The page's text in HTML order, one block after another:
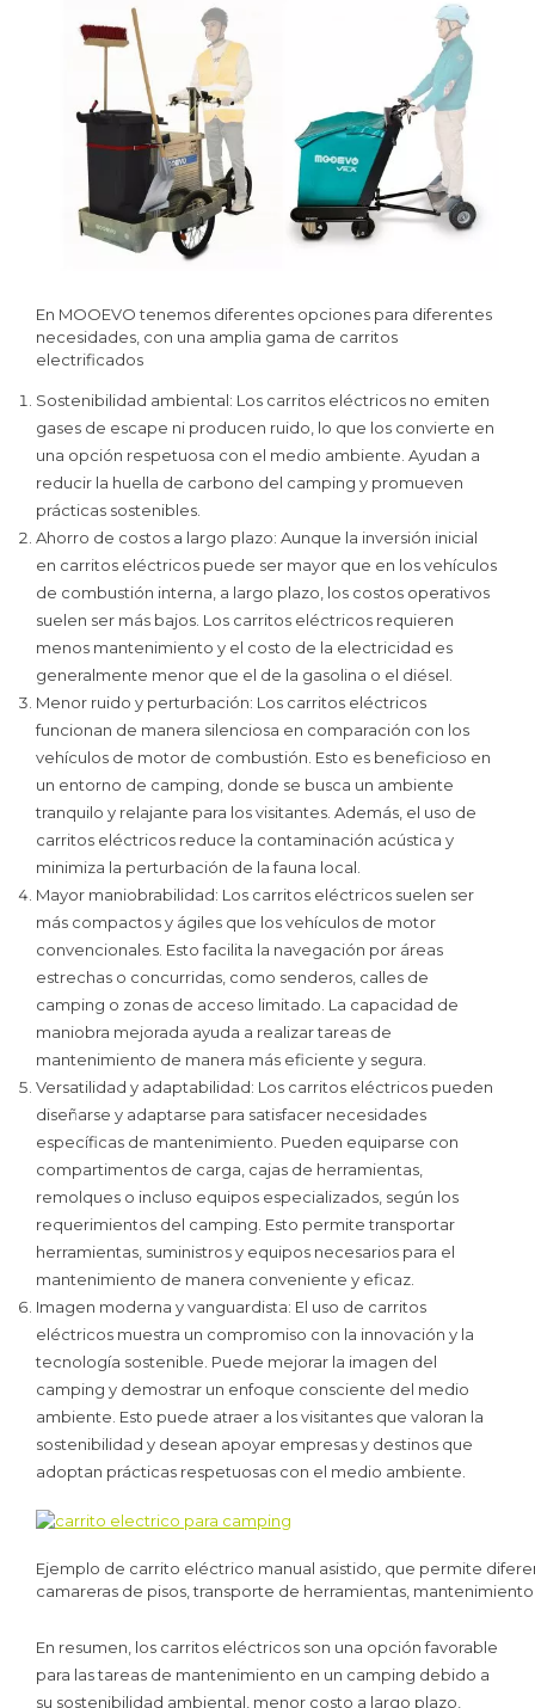
En MOOEVO tenemos diferentes opciones para diferentes
necesidades, con una amplia gama de carritos
electrificados
Sostenibilidad ambiental: Los carritos eléctricos no emiten
gases de escape ni producen ruido, lo que los convierte en
una opción respetuosa con el medio ambiente. Ayudan a
reducir la huella de carbono del camping y promueven
prácticas sostenibles.
Ahorro de costos a largo plazo: Aunque la inversión inicial
en carritos eléctricos puede ser mayor que en los vehículos
de combustión interna, a largo plazo, los costos operativos
suelen ser más bajos. Los carritos eléctricos requieren
menos mantenimiento y el costo de la electricidad es
generalmente menor que el de la gasolina o el diésel.
Menor ruido y perturbación: Los carritos eléctricos
funcionan de manera silenciosa en comparación con los
vehículos de motor de combustión. Esto es beneficioso en
un entorno de camping, donde se busca un ambiente
tranquilo y relajante para los visitantes. Además, el uso de
carritos eléctricos reduce la contaminación acústica y
minimiza la perturbación de la fauna local.
Mayor maniobrabilidad: Los carritos eléctricos suelen ser
más compactos y ágiles que los vehículos de motor
convencionales. Esto facilita la navegación por áreas
estrechas o concurridas, como senderos, calles de
camping o zonas de acceso limitado. La capacidad de
maniobra mejorada ayuda a realizar tareas de
mantenimiento de manera más eficiente y segura.
Versatilidad y adaptabilidad: Los carritos eléctricos pueden
diseñarse y adaptarse para satisfacer necesidades
específicas de mantenimiento. Pueden equiparse con
compartimentos de carga, cajas de herramientas,
remolques o incluso equipos especializados, según los
requerimientos del camping. Esto permite transportar
herramientas, suministros y equipos necesarios para el
mantenimiento de manera conveniente y eficaz.
Imagen moderna y vanguardista: El uso de carritos
eléctricos muestra un compromiso con la innovación y la
tecnología sostenible. Puede mejorar la imagen del
camping y demostrar un enfoque consciente del medio
ambiente. Esto puede atraer a los visitantes que valoran la
sostenibilidad y desean apoyar empresas y destinos que
adoptan prácticas respetuosas con el medio ambiente.
Ejemplo de carrito eléctrico manual asistido, que permite
camareras de pisos, transporte de herramientas,
En resumen, los carritos eléctricos son una opción favorable
para las tareas de mantenimiento en un camping debido a
su sostenibilidad ambiental, menor costo a largo plazo,